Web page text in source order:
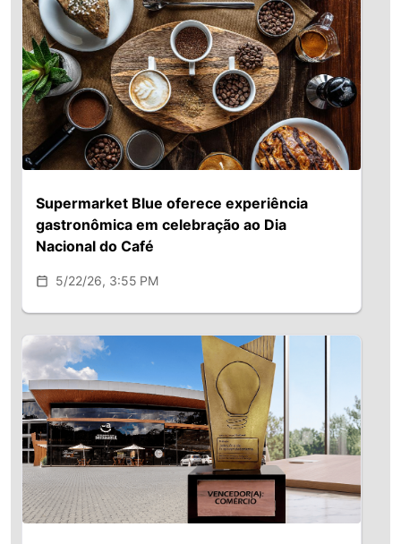
Supermarket Blue oferece experiência
gastronômica em celebração ao Dia
Nacional do Café
5/22/26, 3:55 PM